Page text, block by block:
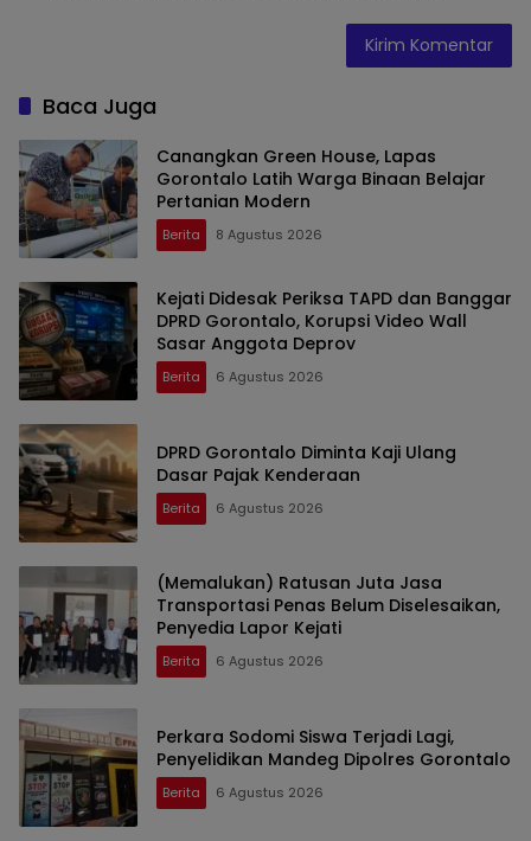
Baca Juga
Canangkan Green House, Lapas
Gorontalo Latih Warga Binaan Belajar
Pertanian Modern
Berita 8 Agustus 2026
Kejati Didesak Periksa TAPD dan Banggar
DPRD Gorontalo, Korupsi Video Wall
Sasar Anggota Deprov
Berita 6 Agustus 2026
DPRD Gorontalo Diminta Kaji Ulang
Dasar Pajak Kenderaan
Berita 6 Agustus 2026
(Memalukan) Ratusan Juta Jasa
Transportasi Penas Belum Diselesaikan,
Penyedia Lapor Kejati
Berita 6 Agustus 2026
Perkara Sodomi Siswa Terjadi Lagi,
Penyelidikan Mandeg Dipolres Gorontalo
Berita 6 Agustus 2026